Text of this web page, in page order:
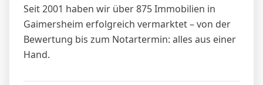
Seit 2001 haben wir über 875 Immobilien in
Gaimersheim erfolgreich vermarktet – von der
Bewertung bis zum Notartermin: alles aus einer
Hand.